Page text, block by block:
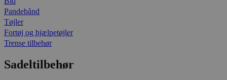
Pandebånd
Tøjler
Fortøj og hjælpetøjler
Trense tilbehør
Sadeltilbehør